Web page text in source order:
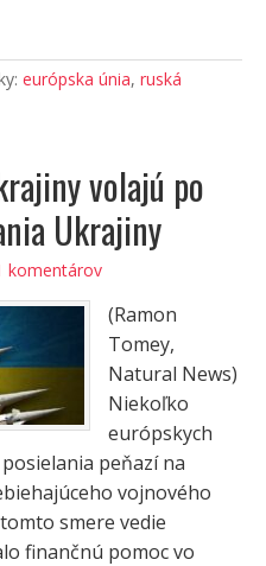
európska únia, ruská
volajú po
Ukrajiny
komentárov
(Ramon
Tomey,
Natural News)
Niekoľko
európskych
peňazí na
vojnového
smere vedie
finančnú pomoc vo